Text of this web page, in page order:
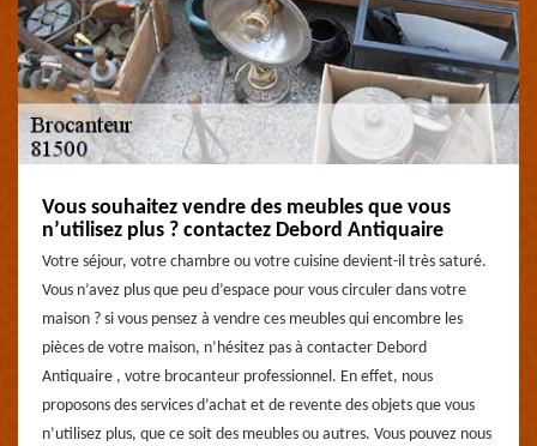
Vous souhaitez vendre des meubles que vous
n’utilisez plus ? contactez Debord Antiquaire
Votre séjour, votre chambre ou votre cuisine devient-il très saturé.
Vous n’avez plus que peu d’espace pour vous circuler dans votre
maison ? si vous pensez à vendre ces meubles qui encombre les
pièces de votre maison, n’hésitez pas à contacter Debord
Antiquaire , votre brocanteur professionnel. En effet, nous
proposons des services d’achat et de revente des objets que vous
n’utilisez plus, que ce soit des meubles ou autres. Vous pouvez nous